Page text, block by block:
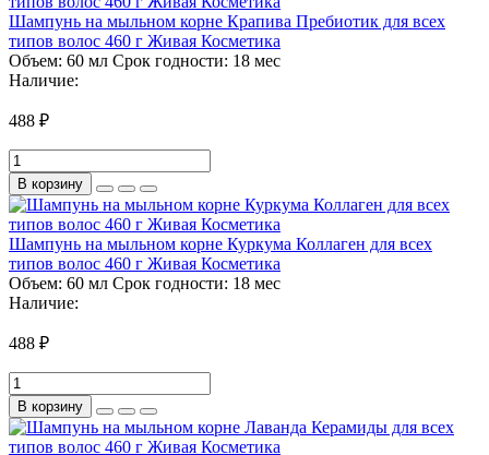
Шампунь на мыльном корне Крапива Пребиотик для всех
типов волос 460 г Живая Косметика
Объем: 60 мл Срок годности: 18 мес
Наличие:
488 ₽
В корзину
Шампунь на мыльном корне Куркума Коллаген для всех
типов волос 460 г Живая Косметика
Объем: 60 мл Срок годности: 18 мес
Наличие:
488 ₽
В корзину